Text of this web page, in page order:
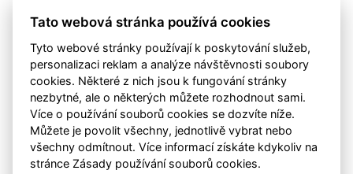
osob...
Tato webová stránka používá cookies
Tyto webové stránky používají k poskytování služeb,
personalizaci reklam a analýze návštěvnosti soubory
cookies. Některé z nich jsou k fungování stránky
nezbytné, ale o některých můžete rozhodnout sami.
Více o používání souborů cookies se dozvíte níže.
Můžete je povolit všechny, jednotlivě vybrat nebo
všechny odmítnout. Více informací získáte kdykoliv na
stránce Zásady používání souborů cookies.